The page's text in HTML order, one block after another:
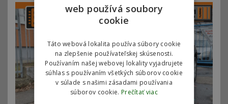
web používá soubory
cookie
Táto webová lokalita používa súbory cookie
na zlepšenie používateľskej skúsenosti.
Používaním našej webovej lokality vyjadrujete
súhlas s používaním všetkých súborov cookie
v súlade s našimi zásadami používania
súborov cookie. Prečítať viac